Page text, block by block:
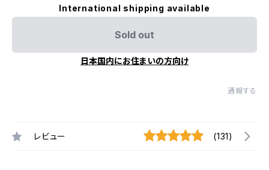
International shipping available
Sold out
日本国内にお住まいの方向け
通報する
レビュー (131)